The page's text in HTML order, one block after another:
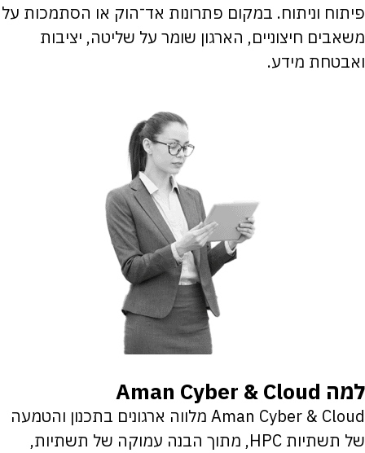
פיתוח וניתוח. במקום פתרונות אד־הוק או הסתמכות על
משאבים חיצוניים, הארגון שומר על שליטה, יציבות
ואבטחת מידע.
למה Aman Cyber & Cloud
Aman Cyber & Cloud מלווה ארגונים בתכנון והטמעה
של תשתיות HPC, מתוך הבנה עמוקה של תשתיות,